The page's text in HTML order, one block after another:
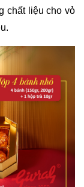
chất liệu cho vỏ